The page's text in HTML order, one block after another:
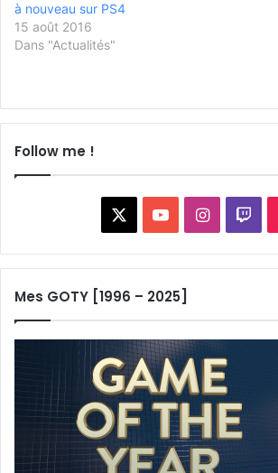
à nouveau sur PS4
15 août 2016
Dans "Actualités"
Follow me !
YouTube
Mes GOTY [1996 – 2025]